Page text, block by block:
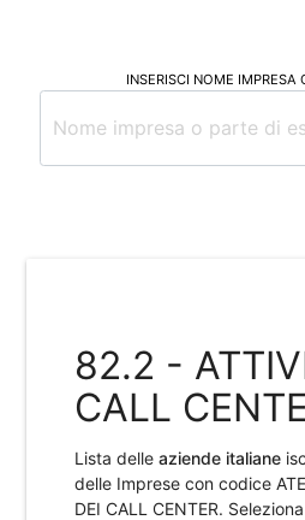
INSERISCI NOME IMPRESA
82.2 -
CALL
Lista delleaziende italiane
delle Imprese con codice
DEI CALL CENTER.